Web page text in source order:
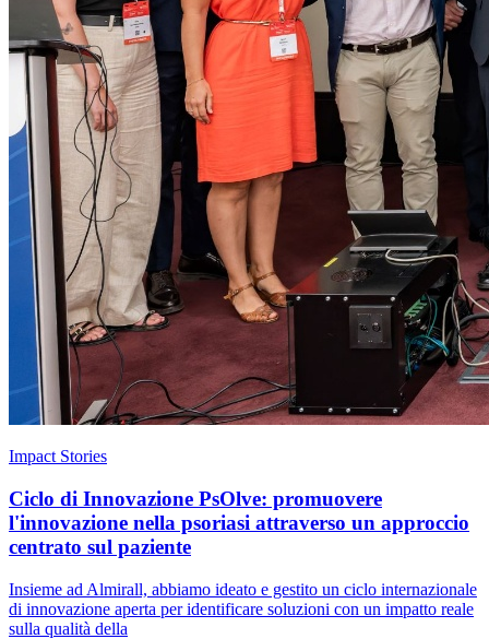
Impact Stories
Ciclo di Innovazione PsOlve: promuovere
l'innovazione nella psoriasi attraverso un approccio
centrato sul paziente
Insieme ad Almirall, abbiamo ideato e gestito un ciclo internazionale
di innovazione aperta per identificare soluzioni con un impatto reale
sulla qualità della